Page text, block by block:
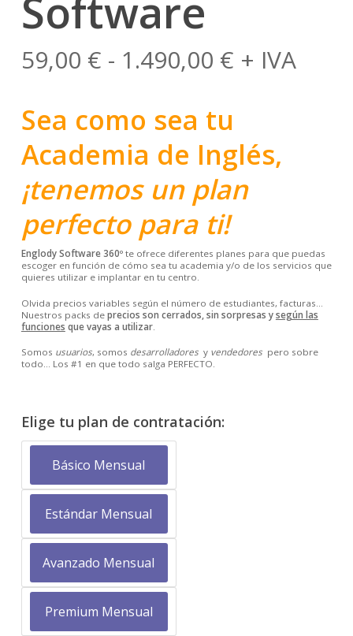
Software
59,00 € - 1.490,00 €Rango
59,00 €
hasta
1.490,00 €
+ IVA
Sea como sea tu
Academia de Inglés,
¡tenemos un plan
perfecto para ti!
Englody Software 360ºte ofrece diferentes planes para que puedas
escoger en función de cómo sea tu academia y/o de los servicios que
quieres utilizar e implantar en tu centro.
Olvida precios variables según el número de estudiantes, facturas…
Nuestros packs de precios son cerrados, sin sorpresas y según las
funciones que vayas a utilizar.
Somos usuarios, somos desarrolladoresy vendedorespero sobre
todo… Los #1 en que todo salga PERFECTO.
Elige tu plan de contratación:
Básico Mensual
Estándar Mensual
Avanzado Mensual
Premium Mensual